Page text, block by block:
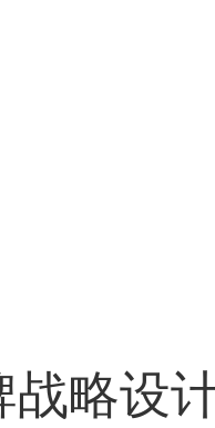
略设